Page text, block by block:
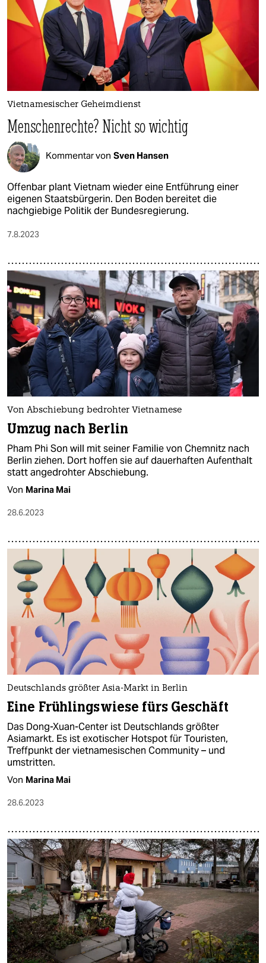
Vietnamesischer Geheimdienst
Menschenrechte? Nicht so wichtig
Kommentar von Sven Hansen
Offenbar plant Vietnam wieder eine Entführung einer
eigenen Staatsbürgerin. Den Boden bereitet die
nachgiebige Politik der Bundesregierung.
7.8.2023
Von Abschiebung bedrohter Vietnamese
Umzug nach Berlin
Pham Phi Son will mit seiner Familie von Chemnitz nach
Berlin ziehen. Dort hoffen sie auf dauerhaften Aufenthalt
statt angedrohter Abschiebung.
Von Marina Mai
28.6.2023
Deutschlands größter Asia-Markt in Berlin
Eine Frühlingswiese fürs Geschäft
Das Dong-Xuan-Center ist Deutschlands größter
Asiamarkt. Es ist exotischer Hotspot für Touristen,
Treffpunkt der vietnamesischen Community – und
umstritten.
Von Marina Mai
28.6.2023